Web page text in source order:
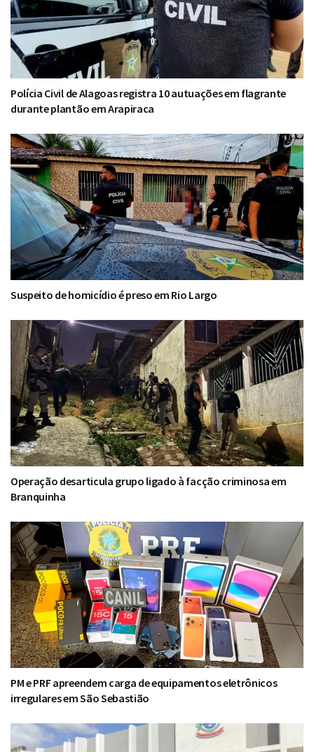
Polícia Civil de Alagoas registra 10 autuações em flagrante
durante plantão em Arapiraca
Suspeito de homicídio é preso em Rio Largo
Operação desarticula grupo ligado à facção criminosa em
Branquinha
PM e PRF apreendem carga de equipamentos eletrônicos
irregulares em São Sebastião